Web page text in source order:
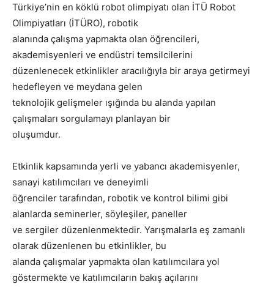
Türkiye’nin en köklü robot olimpiyatı olan İTÜ Robot
Olimpiyatları (İTÜRO), robotik
alanında çalışma yapmakta olan öğrencileri,
akademisyenleri ve endüstri temsilcilerini
düzenlenecek etkinlikler aracılığıyla bir araya getirmeyi
hedefleyen ve meydana gelen
teknolojik gelişmeler ışığında bu alanda yapılan
çalışmaları sorgulamayı planlayan bir
oluşumdur.
Etkinlik kapsamında yerli ve yabancı akademisyenler,
sanayi katılımcıları ve deneyimli
öğrenciler tarafından, robotik ve kontrol bilimi gibi
alanlarda seminerler, söyleşiler, paneller
ve sergiler düzenlenmektedir. Yarışmalarla eş zamanlı
olarak düzenlenen bu etkinlikler, bu
alanda çalışmalar yapmakta olan katılımcılara yol
göstermekte ve katılımcıların bakış açılarını